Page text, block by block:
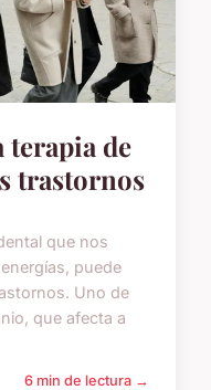
terapia de
trastornos
que nos
puede
Uno de
que afecta a
6 min de lectura →